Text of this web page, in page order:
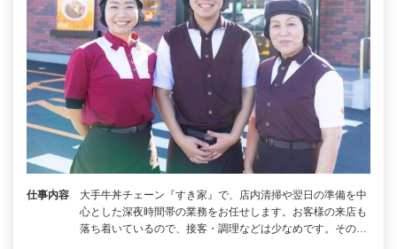
仕事内容
大手牛丼チェーン『すき家』で、店内清掃や翌日の準備を中
心とした深夜時間帯の業務をお任せします。お客様の来店も
落ち着いているので、接客・調理などは少なめです。その…